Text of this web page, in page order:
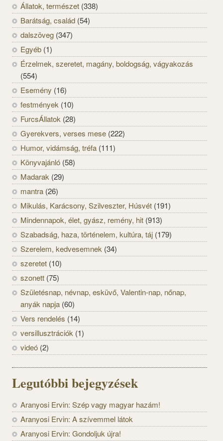
Állatok, természet (338)
Barátság, család (54)
dalszöveg (347)
Egyéb (1)
Érzelmek, szeretet, magány, boldogság, vágyakozás
(554)
Esemény (16)
festmények (10)
FurcsÁllatok (28)
Gyerekvers, verses mese (222)
Humor, vidámság, tréfa (111)
Könyvajánló (58)
Madarak (29)
mantra (26)
Mikulás, Karácsony, Szilveszter, Húsvét (191)
Mindennapok, élet, gyász, remény, hit (913)
Szabadság, haza, történelem, kultúra, táj (179)
Szerelem, kedvesemnek (34)
szeretet (10)
szonett (75)
Születésnap, névnap, esküvő, Valentin-nap, nőnap,
anyák napja (60)
Vers rendelés (14)
versillusztrációk (1)
videó (2)
Legutóbbi bejegyzések
Aranyosi Ervin: Szép vagy magyar hazám!
Aranyosi Ervin: A szívemmel látok
Aranyosi Ervin: Gondoljuk újra!